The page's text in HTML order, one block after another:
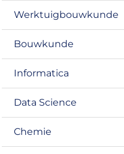
Werktuigbouwkunde
Bouwkunde
Informatica
Data Science
Chemie